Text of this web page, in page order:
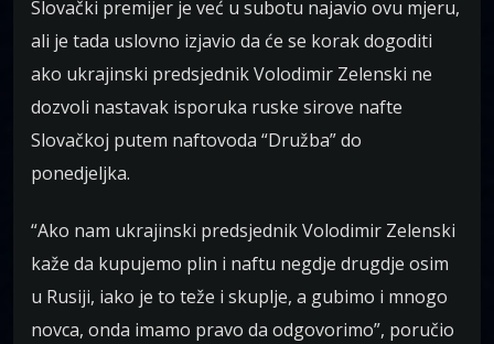
Slovački premijer je već u subotu najavio ovu mjeru,
ali je tada uslovno izjavio da će se korak dogoditi
ako ukrajinski predsjednik Volodimir Zelenski ne
dozvoli nastavak isporuka ruske sirove nafte
Slovačkoj putem naftovoda “Družba” do
ponedjeljka.
“Ako nam ukrajinski predsjednik Volodimir Zelenski
kaže da kupujemo plin i naftu negdje drugdje osim
u Rusiji, iako je to teže i skuplje, a gubimo i mnogo
novca, onda imamo pravo da odgovorimo”, poručio